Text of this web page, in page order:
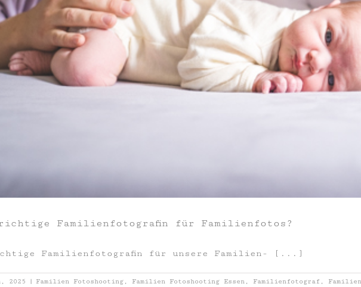
Familienfotografin für Familienfotos?
Familienfotografin für unsere Familien- [...]
2025 | Familien Fotoshooting , Familien Fotoshooting Essen , Familienfotograf ,